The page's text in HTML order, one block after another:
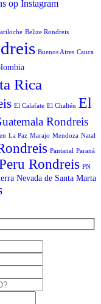
Belize Rondreis
Buenos Aires Cauca
Rica
El Calafate El Chaltén El
Rondreis
La Paz Marajo Mendoza Natal
Pantanal Paraná
Rondreis PN
Nevada de Santa Marta